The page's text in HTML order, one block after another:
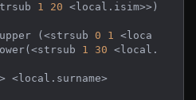
1 20 <local.isim>>)
(<strsub 0 1 <loca
1 30 <local.
<local.surname>